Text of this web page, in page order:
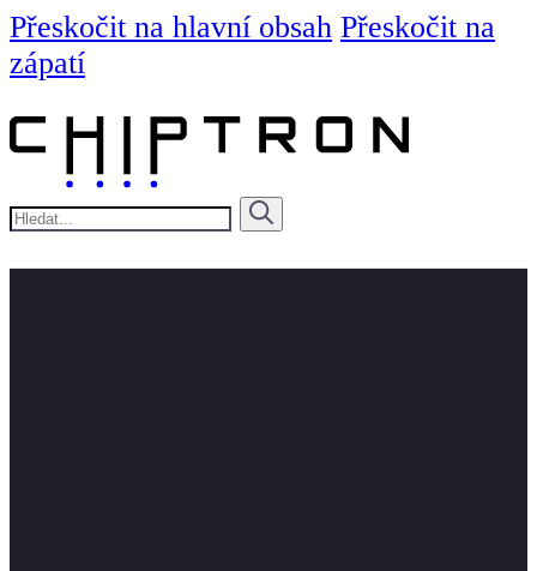
Přeskočit na hlavní obsah Přeskočit na
zápatí
Hledat